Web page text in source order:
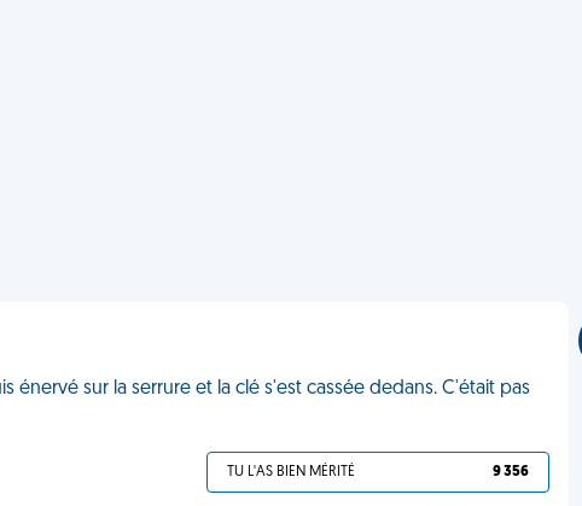
énervé sur la serrure et la clé s'est cassée dedans. C'était pas
TU L'AS BIEN MÉRITÉ 9 356